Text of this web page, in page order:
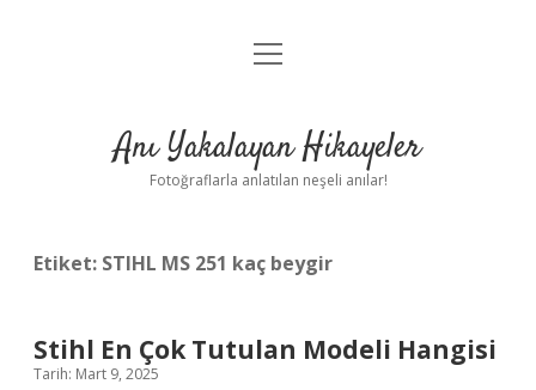
Anasayfa
Yasal Uyarı
menüyü
Anı Yakalayan Hikayeler
Fotoğraflarla anlatılan neşeli anılar!
Etiket: STIHL MS 251 kaç beygir
Stihl En Çok Tutulan Modeli Hangisi
Tarih: Mart 9, 2025